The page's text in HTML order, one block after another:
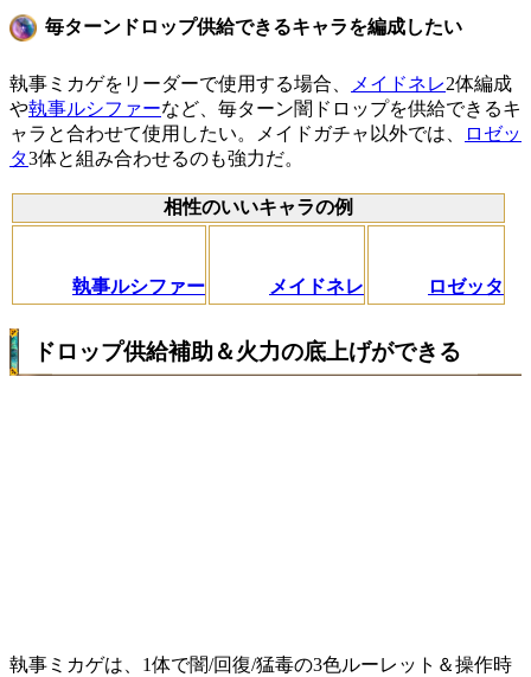
毎ターンドロップ供給できるキャラを編成したい
執事ミカゲをリーダーで使用する場合、 メイドネレ2体編成
や執事ルシファーなど、毎ターン闇ドロップを供給できるキ
ャラと合わせて使用したい。メイドガチャ以外では、
ロゼッ
タ3体と組み合わせるのも強力だ。
相性のいいキャラの例
執事ルシファー メイドネレ ロゼッタ
ドロップ供給補助＆火力の底上げができる
執事ミカゲは、1体で闇/回復/猛毒の3色ルーレット＆操作時